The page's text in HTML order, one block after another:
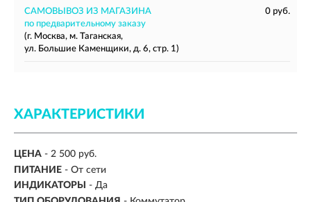
САМОВЫВОЗ ИЗ МАГАЗИНА
0 руб.
по предварительному заказу
(г. Москва, м. Таганская,
ул. Большие Каменщики, д. 6, стр. 1)
ХАРАКТЕРИСТИКИ
ЦЕНА - 2 500 руб.
ПИТАНИЕ - От сети
ИНДИКАТОРЫ
- Да